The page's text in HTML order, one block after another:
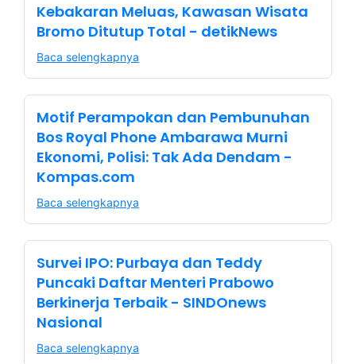
Kebakaran Meluas, Kawasan Wisata
Bromo Ditutup Total - detikNews
Baca selengkapnya
Motif Perampokan dan Pembunuhan
Bos Royal Phone Ambarawa Murni
Ekonomi, Polisi: Tak Ada Dendam -
Kompas.com
Baca selengkapnya
Survei IPO: Purbaya dan Teddy
Puncaki Daftar Menteri Prabowo
Berkinerja Terbaik - SINDOnews
Nasional
Baca selengkapnya